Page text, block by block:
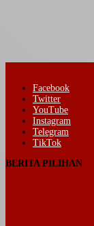
Facebook
Twitter
YouTube
Instagram
Telegram
TikTok
BERITA PILIHAN